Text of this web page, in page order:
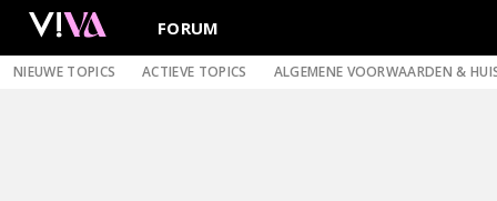
FORUM
NIEUWE TOPICS ACTIEVE TOPICS ALGEMENE VOORWAARDEN &